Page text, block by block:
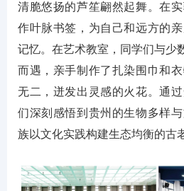
清脆悠扬的芦笙翩然起舞。在
作叶脉书签，为自己和远方的
记忆。在艺术教室，同学们与少
而遇，亲手制作了扎染围巾和
无二，迸发出灵感的火花。通
们深刻感悟到贵州的生物多样
族以文化实践构建生态均衡的古